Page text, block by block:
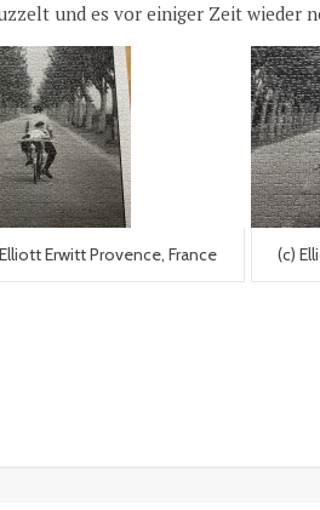
und es vor einiger Zeit wieder
Erwitt Provence, France (c)